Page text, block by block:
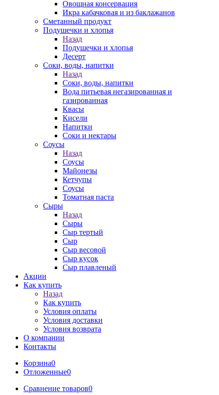
Овощная консервация
Икра кабачковая и из баклажанов
Сметанный продукт
Подушечки и хлопья
Назад
Подушечки и хлопья
Десерт
Соки, воды, напитки
Назад
Соки, воды, напитки
Вода питьевая негазированная и
газированная
Квасы
Кисели
Напитки
Соки и нектары
Соусы
Назад
Соусы
Майонезы
Кетчупы
Соусы
Томатная паста
Сыры
Назад
Сыры
Сыр тертый
Сыр
Сыр весовой
Сыр кусок
Сыр плавленый
Акции
Как купить
Назад
Как купить
Условия оплаты
Условия доставки
Условия возврата
О компании
Контакты
Корзина0
Отложенные0
Сравнение товаров0